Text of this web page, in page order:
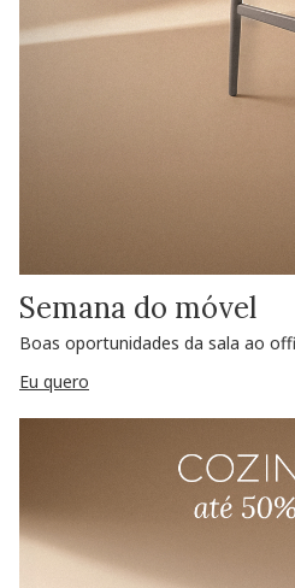
Semana do móvel
Boas oportunidades da sala ao
Eu quero